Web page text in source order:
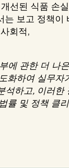
선된 식품 손
보고 정책이
회적,
에 관한 더 나
화하여 실무자
석하고, 이러한
률 및 정책 클